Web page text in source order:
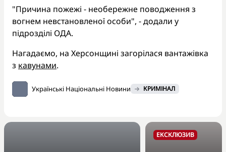
"Причина пожежі - необережне поводження з
вогнем невстановленої особи", - додали у
підрозділі ОДА.
Нагадаємо, на Херсонщині загорілася вантажівка
з кавунами.
Українські Національні Новини КРИМІНАЛ
ЕКСКЛЮЗИВ